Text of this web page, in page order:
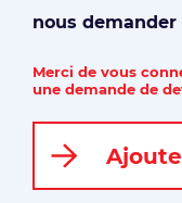
nous demander
Merci de vous
une demande de